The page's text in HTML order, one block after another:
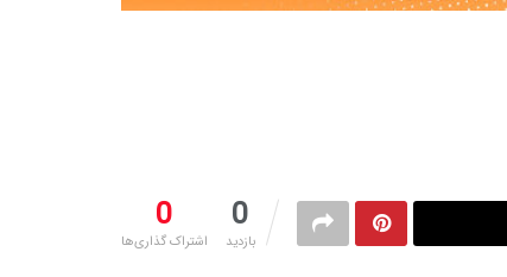
0
اشتراک گذاری‌ها
0
بازدید